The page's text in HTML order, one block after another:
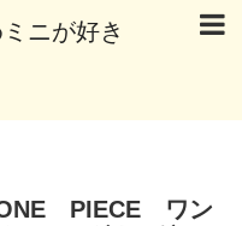
ニが好き
ONE PIECE ワン